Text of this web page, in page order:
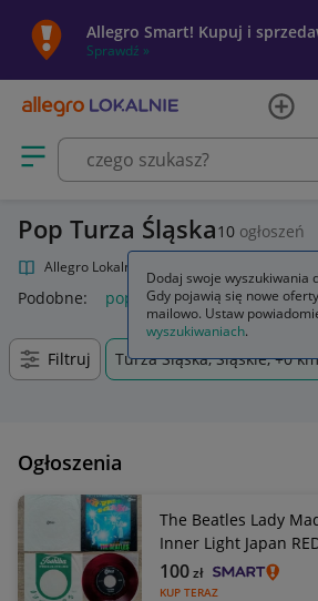
Allegro Smart! Kupuj i
Sprawdź »
Otwórz menu z kategoriami
Pop Turza Śląska10 ogłoszeń
Allegro Lokalnie
Podobne: pop funko pop k pop
Filtruj Turza Śląska, Śląskie, +0 km
Ogłoszenia
The Beatles Lady
Inner Light Japan
KUP TERAZ
100zł
Dodaj swoje wyszukiwania
Gdy pojawią się nowe
mailowo. Ustaw
wyszukiwaniach.